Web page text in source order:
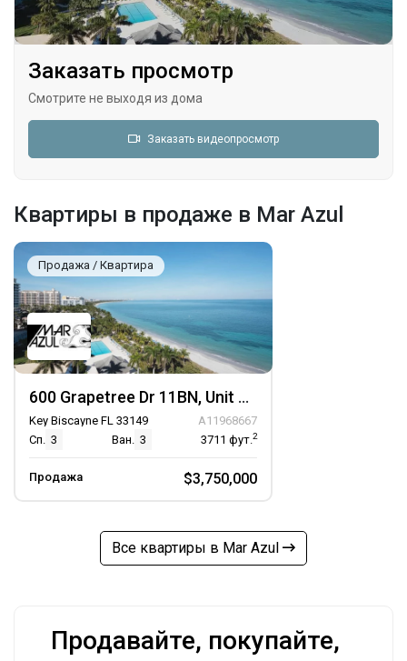
Заказать просмотр
Смотрите не выходя из дома
Заказать видеопросмотр
Квартиры в продаже в Mar Azul
Продажа / Квартира
600 Grapetree Dr 11BN, Unit 11BN
Key Biscayne FL 33149
A11968667
Сп. 3 Ван. 3 3711 фут.2
Продажа $3,750,000
Все квартиры в Mar Azul
Продавайте, покупайте,